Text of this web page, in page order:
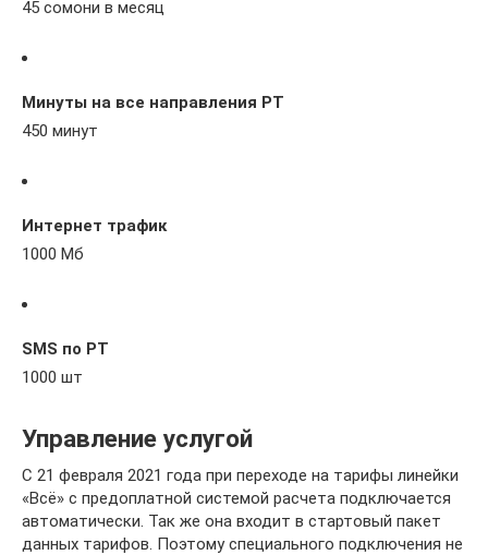
45 сомони в месяц
Минуты на все направления РТ
450 минут
Интернет трафик
1000 Мб
SMS по РТ
1000 шт
Управление услугой
С 21 февраля 2021 года при переходе на тарифы линейки
«Всё» с предоплатной системой расчета подключается
автоматически. Так же она входит в стартовый пакет
данных тарифов. Поэтому специального подключения не